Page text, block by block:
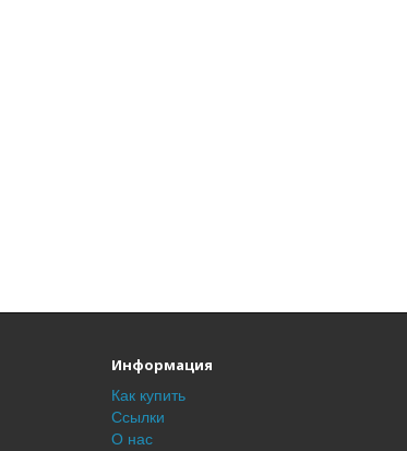
Информация
Как купить
Ссылки
О нас